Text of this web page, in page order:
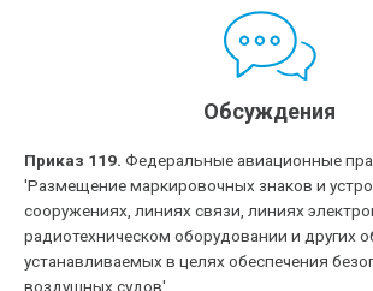
Обсуждения
Приказ 119. Федеральные авиационные
'Размещение маркировочных знаков и
сооружениях, линиях связи, линиях
радиотехническом оборудовании и других
устанавливаемых в целях обеспечения
воздушных судов'